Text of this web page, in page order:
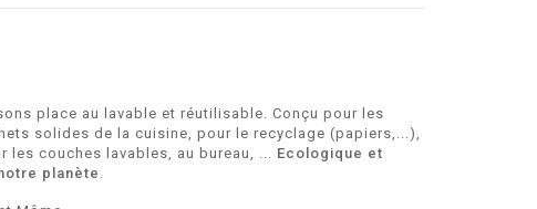
place au lavable et réutilisable. Conçu pour les
solides de la cuisine, pour le recyclage (papiers,...),
couches lavables, au bureau, ... Ecologique et
planète.